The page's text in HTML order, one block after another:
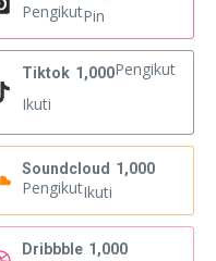
PengikutPin
Tiktok 1,000Pengikut
Ikuti
Soundcloud 1,000
PengikutIkuti
Dribbble 1,000